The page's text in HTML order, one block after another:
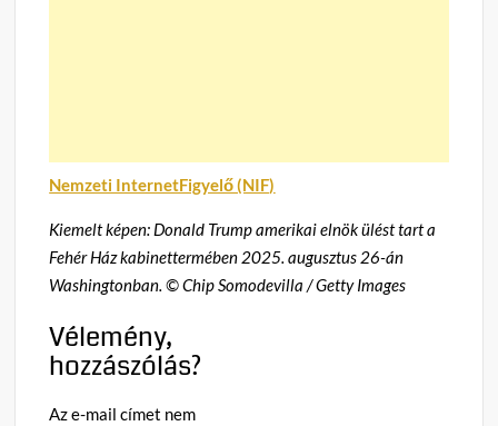
Nemzeti InternetFigyelő (NIF)
Kiemelt képen: Donald Trump amerikai elnök ülést tart a
Fehér Ház kabinettermében 2025. augusztus 26-án
Washingtonban. © Chip Somodevilla / Getty Images
Vélemény,
hozzászólás?
Az e-mail címet nem